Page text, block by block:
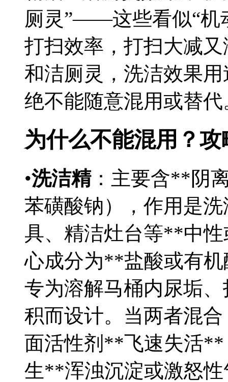
厕灵”——这些看似“机
打扫效率，打扫大减
和洁厕灵，洗洁效果
绝不能随意混用或替
为什么不能混用？
•洗洁精：主要含**阴
苯磺酸钠），作用是
具、精洁灶台等**中
心成分为**盐酸或有
专为溶解马桶内尿垢
积而设计。当两者混
面活性剂**飞速失活**
生**浑浊沉淀或激怒